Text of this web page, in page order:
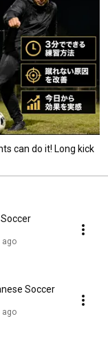
can do it! Long kick
ago
Soccer
ago